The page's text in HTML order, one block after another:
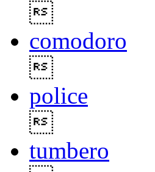
comodoro
police
tumbero